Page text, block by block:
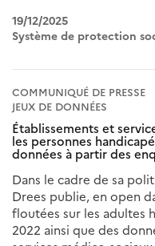
19/12/2025
Système de protection
COMMUNIQUÉ DE PRESSE
JEUX DE DONNÉES
Établissements et
les personnes
données à partir des
Dans le cadre de sa
Drees publie, en open
floutées sur les adultes
2022 ainsi que des